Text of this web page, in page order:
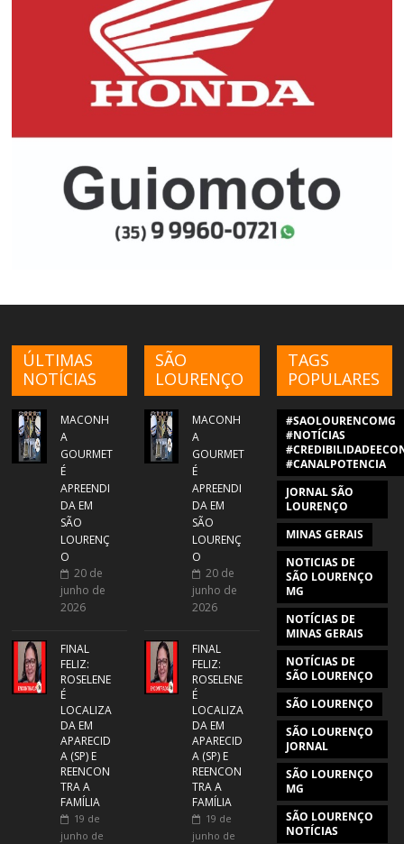
ÚLTIMAS
NOTÍCIAS
MACONH
A
GOURMET
É
APREENDI
DA EM
SÃO
LOURENÇ
O
20 de
junho de
2026
FINAL
FELIZ:
ROSELENE
É
LOCALIZA
DA EM
APARECID
A (SP) E
REENCON
TRA A
FAMÍLIA
19 de
junho de
SÃO
LOURENÇO
MACONH
A
GOURMET
É
APREENDI
DA EM
SÃO
LOURENÇ
O
20 de
junho de
2026
FINAL
FELIZ:
ROSELENE
É
LOCALIZA
DA EM
APARECID
A (SP) E
REENCON
TRA A
FAMÍLIA
19 de
junho de
TAGS
POPULARES
#SAOLOURENCOMG
#NOTÍCIAS
#CANALPOTENCIA
JORNAL SÃO
LOURENÇO
MINAS GERAIS
NOTICIAS DE
SÃO LOURENÇO
MG
NOTÍCIAS DE
MINAS GERAIS
NOTÍCIAS DE
SÃO LOURENÇO
SÃO LOURENÇO
SÃO LOURENÇO
JORNAL
SÃO LOURENÇO
MG
SÃO LOURENÇO
NOTÍCIAS